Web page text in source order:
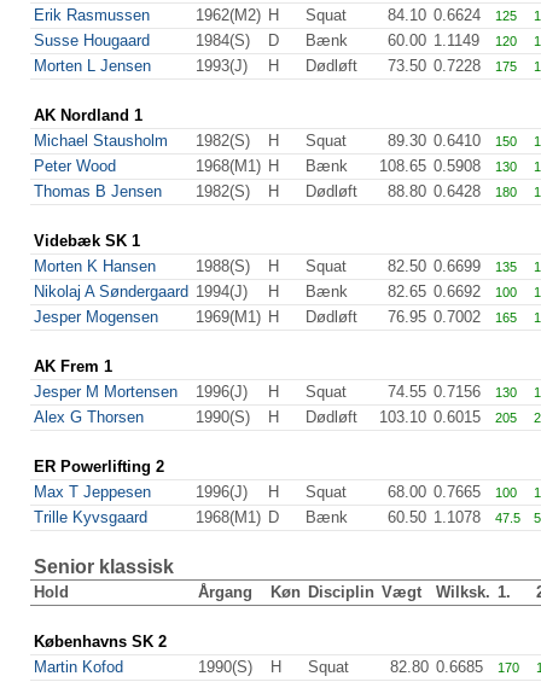
Erik Rasmussen
1962(M2) H Squat 84.10 0.6624 125
Susse Hougaard 1984(S) D Bænk 60.00 1.1149 120
Morten L Jensen 1993(J) H Dødløft 73.50 0.7228 175
AK Nordland 1
Michael Stausholm
1982(S) H Squat 89.30 0.6410 150
Peter Wood 1968(M1) H Bænk 108.65 0.5908 130
Thomas B Jensen 1982(S) H Dødløft 88.80 0.6428 180
Videbæk SK 1
Morten K Hansen
1988(S) H Squat 82.50 0.6699 135
Nikolaj A Søndergaard 1994(J) H Bænk 82.65 0.6692 100
Jesper Mogensen 1969(M1) H Dødløft 76.95 0.7002 165
AK Frem 1
Jesper M Mortensen
1996(J) H Squat 74.55 0.7156 130
Alex G Thorsen 1990(S) H Dødløft 103.10 0.6015 205
ER Powerlifting 2
Max T Jeppesen
1996(J) H Squat 68.00 0.7665 100
Trille Kyvsgaard 1968(M1) D Bænk 60.50 1.1078 47.5
Senior klassisk
Hold Årgang Køn Disciplin Vægt Wilksk. 1.
Københavns SK 2
Martin Kofod
1990(S) H Squat 82.80 0.6685 170